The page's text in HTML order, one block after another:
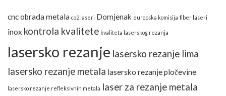
cnc obrada metala co2 laseri Domjenak europska komisija fiber laseri
inox kontrola kvalitete kvaliteta laserskog rezanja
lasersko rezanje lasersko rezanje lima
lasersko rezanje metala lasersko rezanje pločevine
lasersko rezanje refleksivnih metala laser za rezanje metala